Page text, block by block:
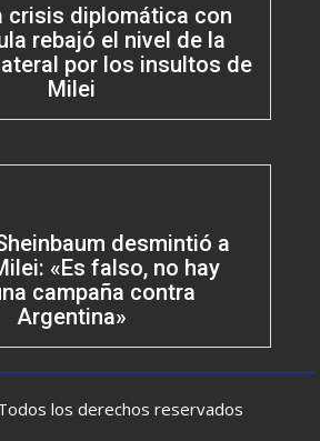
crisis diplomática con
rebajó el nivel de la
por los insultos de
Milei
desmintió a
«Es falso, no hay
campaña contra
Argentina»
los derechos reservados